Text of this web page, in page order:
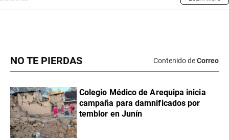
NO TE PIERDAS Contenido deCorreo
Colegio Médico de Arequipa inicia
campaña para damnificados por
temblor en Junín